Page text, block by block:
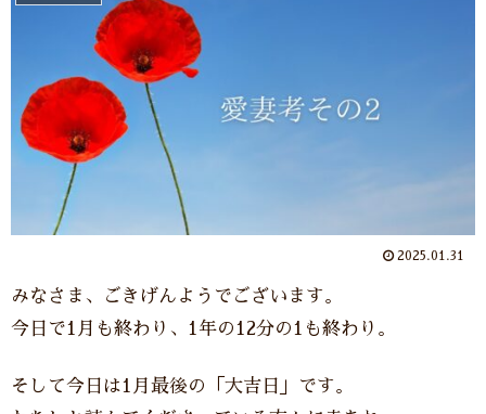
2025.01.31
みなさま、ごきげんようでございます。
今日で1月も終わり、1年の12分の1も終わり。
そして今日は1月最後の「大吉日」です。